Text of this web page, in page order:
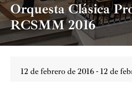
Orquesta Clásica
RCSMM 2016
12 de febrero de 2016 - 12 de